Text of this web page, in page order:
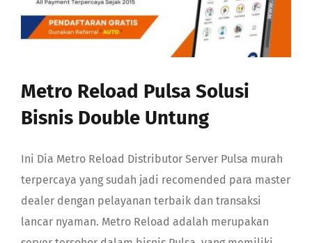
Forum
Search
Metro Reload Pulsa Solusi
Bisnis Double Untung
Ini Dia Metro Reload Distributor Server Pulsa murah
terpercaya yang sudah jadi recomended para master
dealer dengan pelayanan terbaik dan transaksi
lancar nyaman. Metro Reload adalah merupakan